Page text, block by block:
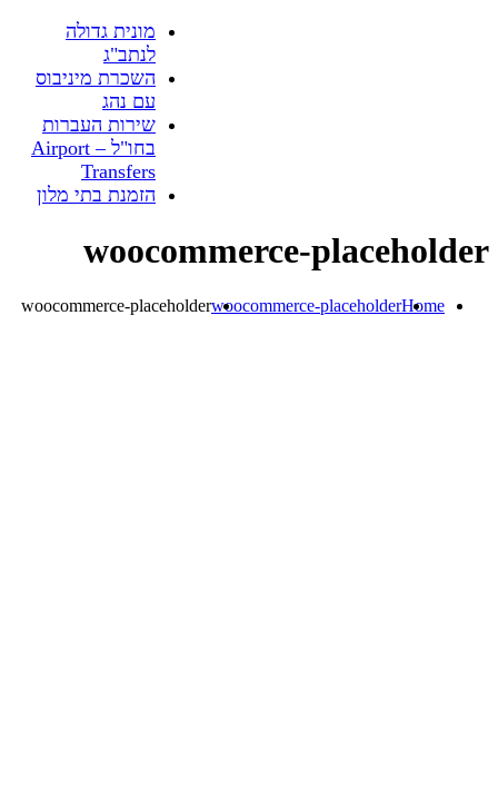
מונית גדולה
לנתב"ג
השכרת מיניבוס
עם נהג
שירות העברות
בחו"ל – Airport
Transfers
הזמנת בתי מלון
woocommerce-placeholder
Home
woocommerce-placeholder
woocommerce-placeholder